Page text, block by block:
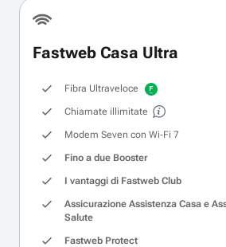
Fastweb Casa Ultra
Fibra Ultraveloce
Chiamate illimitate
Modem Seven con Wi‑Fi 7
Fino a due Booster
I vantaggi di Fastweb Club
Assicurazione Assistenza Casa e
Salute
Fastweb Protect